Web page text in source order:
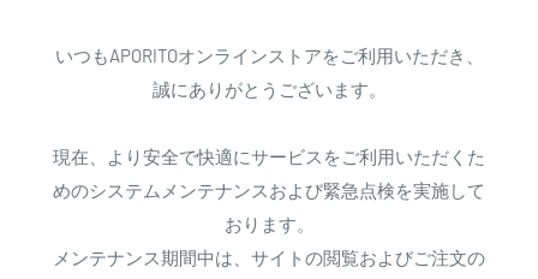
いつもAPORITOオンラインストアをご利用いただき、
誠にありがとうございます。
現在、より安全で快適にサービスをご利用いただくた
めのシステムメンテナンスおよび緊急点検を実施して
おります。
メンテナンス期間中は、サイトの閲覧およびご注文の